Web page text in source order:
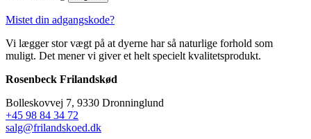
Mistet din adgangskode?
Vi lægger stor vægt på at dyerne har så naturlige forhold som
muligt. Det mener vi giver et helt specielt kvalitetsprodukt.
Rosenbeck Frilandskød
Bolleskovvej 7, 9330 Dronninglund
+45 98 84 34 72
salg@frilandskoed.dk